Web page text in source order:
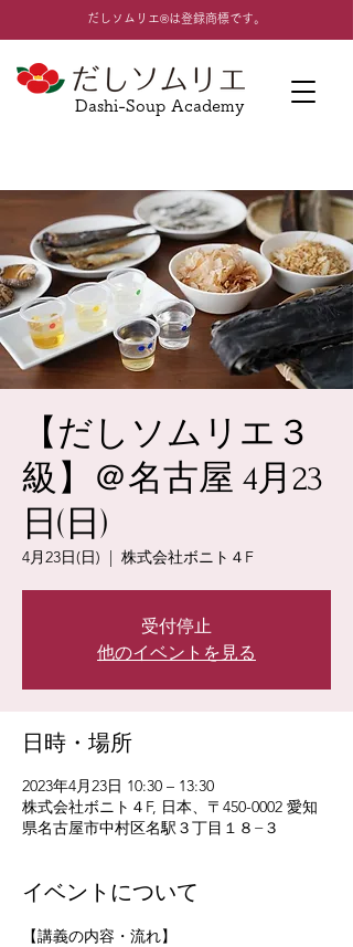
​だしソムリエ®は登録商標です。
Dashi-Soup Academy
【だしソムリエ３
級】＠名古屋 4月23
日(日)
4月23日(日)
  |
株式会社ボニト４F
受付停止
他のイベントを見る
日時・場所
2023年4月23日 10:30 – 13:30
株式会社ボニト４F, 日本、〒450-0002 愛知
県名古屋市中村区名駅３丁目１８−３
イベントについて
【講義の内容・流れ】